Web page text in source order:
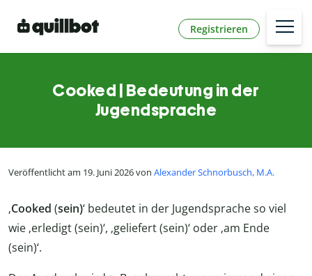
Registrieren
Cooked | Bedeutung in der
Jugendsprache
Veröffentlicht am 19. Juni 2026 von Alexander Schnorbusch, M.A.
‚Cooked (sein)‘ bedeutet in der Jugendsprache so viel
wie ‚erledigt (sein)‘, ‚geliefert (sein)‘ oder ‚am Ende
(sein)‘.